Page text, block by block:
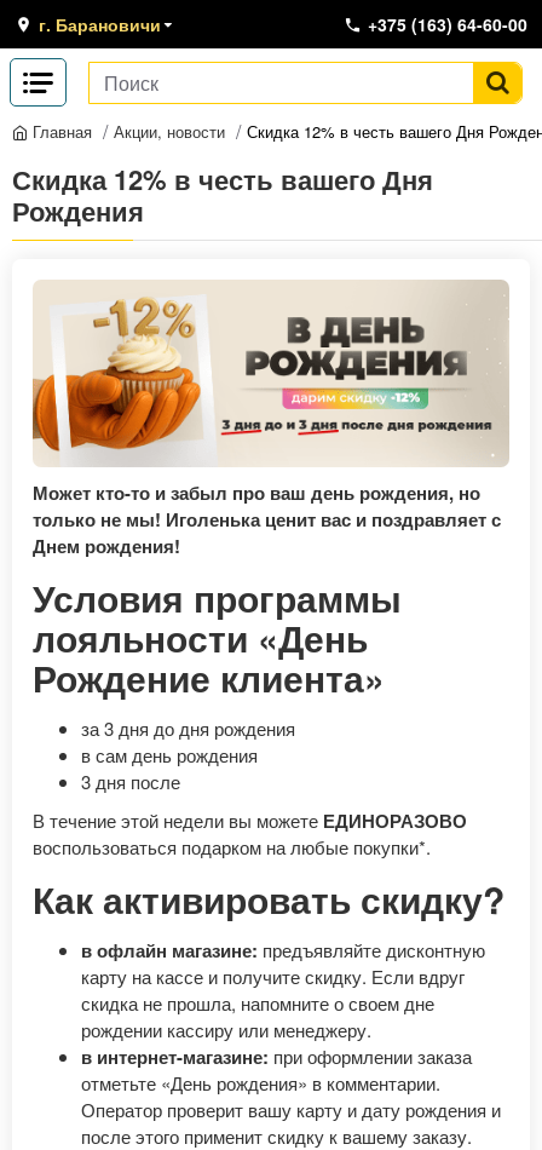
г. Барановичи +375 (163) 64-60-00
Главная Акции, новости Скидка 12% в честь вашего Дня
Скидка 12% в честь вашего Дня
Рождения
Может кто-то и забыл про ваш день рождения, но
только не мы! Иголенька ценит вас и поздравляет с
Днем рождения!
Условия программы
лояльности «День
Рождение клиента»
за 3 дня до дня рождения
в сам день рождения
3 дня после
В течение этой недели вы можете ЕДИНОРАЗОВО
воспользоваться подарком на любые покупки*.
Как активировать скидку?
в офлайн магазине: предъявляйте дисконтную
карту на кассе и получите скидку. Если вдруг
скидка не прошла, напомните о своем дне
рождении кассиру или менеджеру.
в интернет-магазине: при оформлении заказа
отметьте «День рождения» в комментарии.
Оператор проверит вашу карту и дату рождения и
после этого применит скидку к вашему заказу.